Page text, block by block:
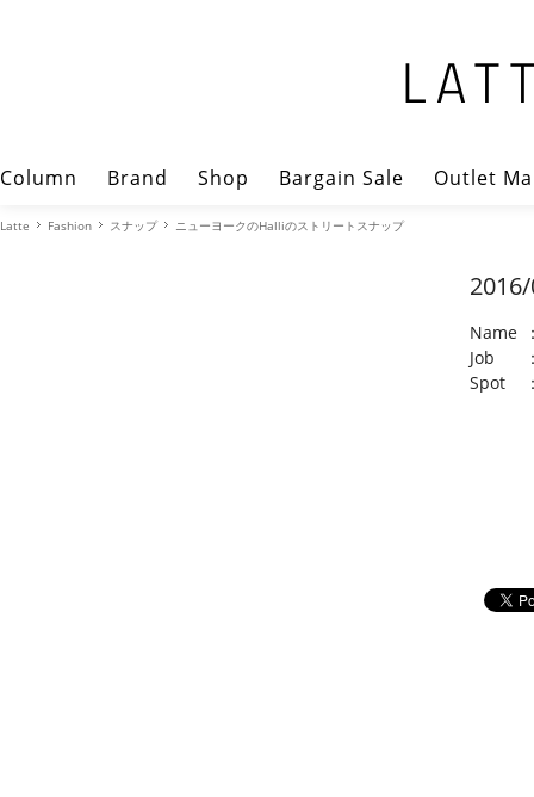
Column Brand Shop Bargain Sale Outlet
Latte Fashion スナップ ニューヨークのHalliのストリートスナップ
Name
Job
Spot